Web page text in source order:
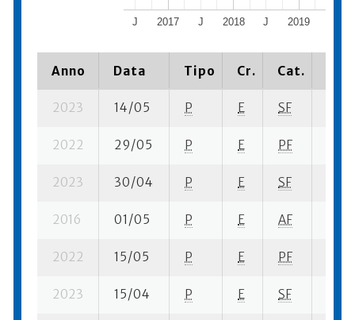
2017 2018 2019
J J J
Anno Data Tipo Cr. Cat.
2023 14/05 P E SF
2022 29/05 P E PF
2023 30/04 P E SF
2016 01/05 P E AF
2022 15/05 P E PF
2023 15/04 P E SF